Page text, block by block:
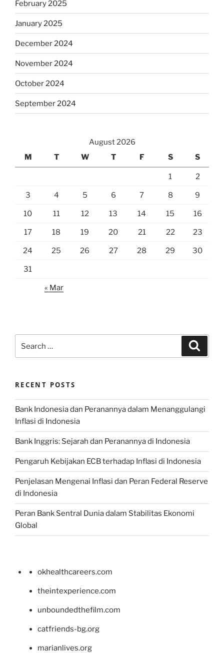
February 2025
January 2025
December 2024
November 2024
October 2024
September 2024
August 2026
M
T W T F S S
1 2
3 4 5 6 7 8 9
10 11 12 13 14 15 16
17 18 19 20 21 22 23
24 25 26 27 28 29 30
31
« Mar
for:
RECENT POSTS
Bank Indonesia dan Peranannya dalam Menanggulangi
Inflasi di Indonesia
Bank Inggris: Sejarah dan Peranannya di Indonesia
Pengaruh Kebijakan ECB terhadap Inflasi di Indonesia
Penjelasan Mengenai Inflasi dan Peran Federal Reserve
di Indonesia
Peran Bank Sentral Dunia dalam Stabilitas Ekonomi
Global
okhealthcareers.com
theintexperience.com
unboundedthefilm.com
catfriends-bg.org
marianlives.org